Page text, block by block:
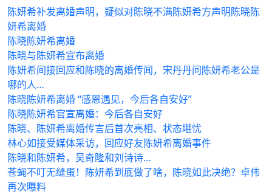
陈妍希补发离婚声明，疑似对陈晓不满陈妍希方声明陈晓陈
妍希离婚
陈晓陈妍希离婚
陈晓与陈妍希宣布离婚
陈妍希间接回应和陈晓的离婚传闻，宋丹丹问陈妍希老公是
哪的人…
陈晓陈妍希离婚 “感恩遇见，今后各自安好”
陈晓陈妍希官宣离婚：今后各自安好
陈晓、陈妍希离婚传言后首次亮相、状态堪忧
林心如接受媒体采访，回应好友陈妍希离婚事件
陈晓和陈妍希，吴奇隆和刘诗诗…
苍蝇不叮无缝蛋！陈妍希到底做了啥，陈晓如此决绝？卓伟
再次曝料